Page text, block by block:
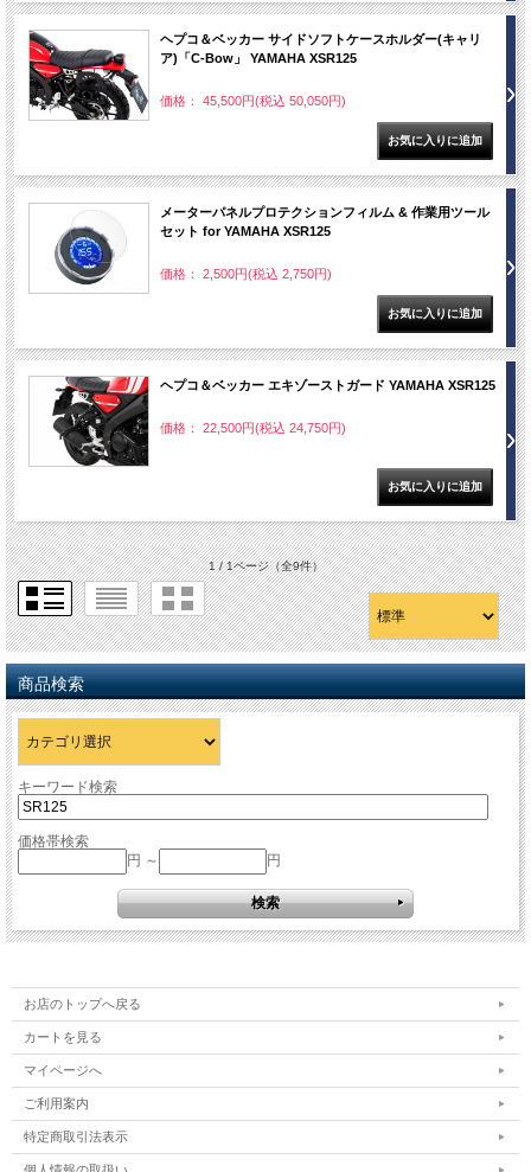
ヘプコ＆ベッカー サイドソフトケースホルダー(キャリ
ア)「C-Bow」 YAMAHA XSR125
価格： 45,500円(税込 50,050円)
メーターパネルプロテクションフィルム & 作業用ツール
セット for YAMAHA XSR125
価格： 2,500円(税込 2,750円)
ヘプコ＆ベッカー エキゾーストガード YAMAHA XSR125
価格： 22,500円(税込 24,750円)
1 / 1ページ（全9件）
商品検索
キーワード検索
価格帯検索
円 ～
円
お店のトップへ戻る
カートを見る
マイページへ
ご利用案内
特定商取引法表示